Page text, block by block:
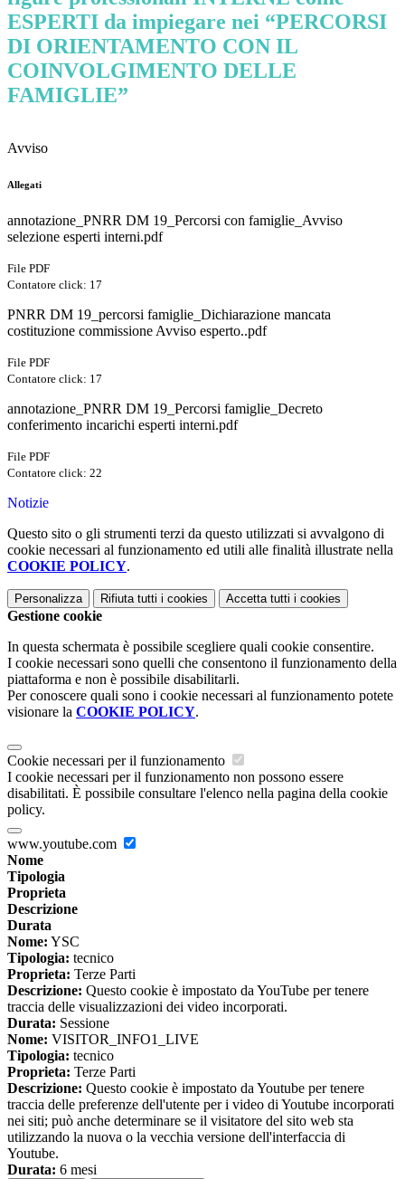
ESPERTI da impiegare nei “PERCORSI
DI ORIENTAMENTO CON IL
COINVOLGIMENTO DELLE
FAMIGLIE”
Avviso
Allegati
annotazione_PNRR DM 19_Percorsi con famiglie_Avviso
selezione esperti interni.pdf
File PDF
Contatore click: 17
PNRR DM 19_percorsi famiglie_Dichiarazione mancata
costituzione commissione Avviso esperto..pdf
File PDF
Contatore click: 17
annotazione_PNRR DM 19_Percorsi famiglie_Decreto
conferimento incarichi esperti interni.pdf
File PDF
Contatore click: 22
Notizie
Questo sito o gli strumenti terzi da questo utilizzati si avvalgono di
cookie necessari al funzionamento ed utili alle finalità illustrate nella
COOKIE POLICY.
Personalizza Rifiuta tutti i cookies Accetta tutti i cookies
Gestione cookie
In questa schermata è possibile scegliere quali cookie consentire.
I cookie necessari sono quelli che consentono il funzionamento della
piattaforma e non è possibile disabilitarli.
Per conoscere quali sono i cookie necessari al funzionamento potete
visionare la COOKIE POLICY.
Cookie necessari per il funzionamento
I cookie necessari per il funzionamento non possono essere
disabilitati. È possibile consultare l'elenco nella pagina della cookie
policy.
www.youtube.com
Nome
Tipologia
Proprieta
Descrizione
Durata
Nome: YSC
Tipologia: tecnico
Proprieta: Terze Parti
Descrizione: Questo cookie è impostato da YouTube per tenere
traccia delle visualizzazioni dei video incorporati.
Durata: Sessione
Nome: VISITOR_INFO1_LIVE
Tipologia: tecnico
Proprieta: Terze Parti
Descrizione: Questo cookie è impostato da Youtube per tenere
traccia delle preferenze dell'utente per i video di Youtube incorporati
nei siti; può anche determinare se il visitatore del sito web sta
utilizzando la nuova o la vecchia versione dell'interfaccia di
Youtube.
Durata: 6 mesi